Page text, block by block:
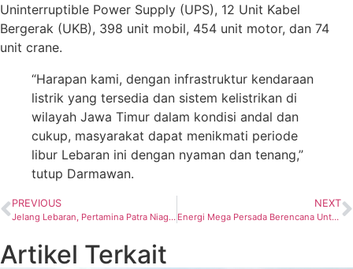
Uninterruptible Power Supply (UPS), 12 Unit Kabel
Bergerak (UKB), 398 unit mobil, 454 unit motor, dan 74
unit crane.
“Harapan kami, dengan infrastruktur kendaraan
listrik yang tersedia dan sistem kelistrikan di
wilayah Jawa Timur dalam kondisi andal dan
cukup, masyarakat dapat menikmati periode
libur Lebaran ini dengan nyaman dan tenang,”
tutup Darmawan.
PREVIOUS
Jelang Lebaran, Pertamina Patra Niaga Siagakan Ribuan Agen dan Pangkalan LPG 3 Kg
NEXT
Energi Mega Persada Berencana Untuk Mengembangkan Proyek CCS/CCUS di Beberapa Wilayah Kerjanya
Artikel Terkait